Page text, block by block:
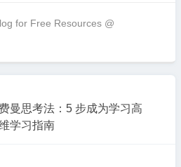
for Free Resources @
曼思考法：5 步成为学习高
学习指南